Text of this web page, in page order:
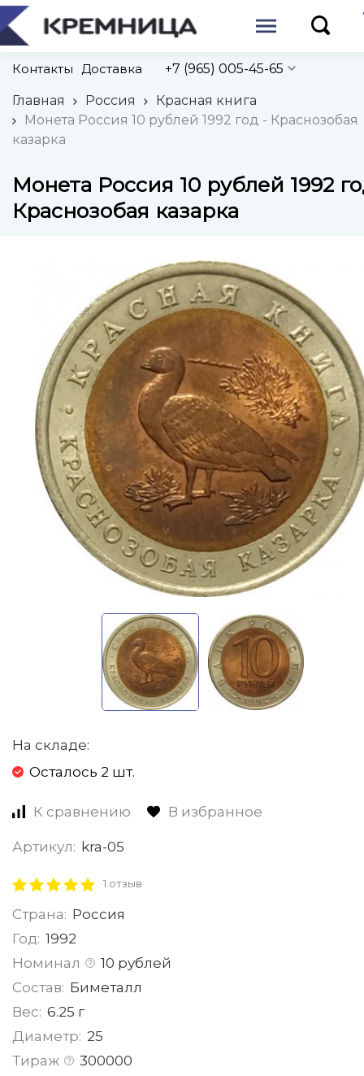
Контакты Доставка +7 (965) 005-45-65
Главная Россия
Красная книга
Монета Россия 10 рублей 1992 год - Краснозобая
казарка
Монета Россия 10 рублей 1992
Краснозобая казарка
На складе:
Осталось 2 шт.
К сравнению В избранное
Артикул: kra-05
1 отзыв
Страна: Россия
Год: 1992
Номинал
10 рублей
Состав: Биметалл
Вес: 6.25 г
Диаметр: 25
Тираж
300000